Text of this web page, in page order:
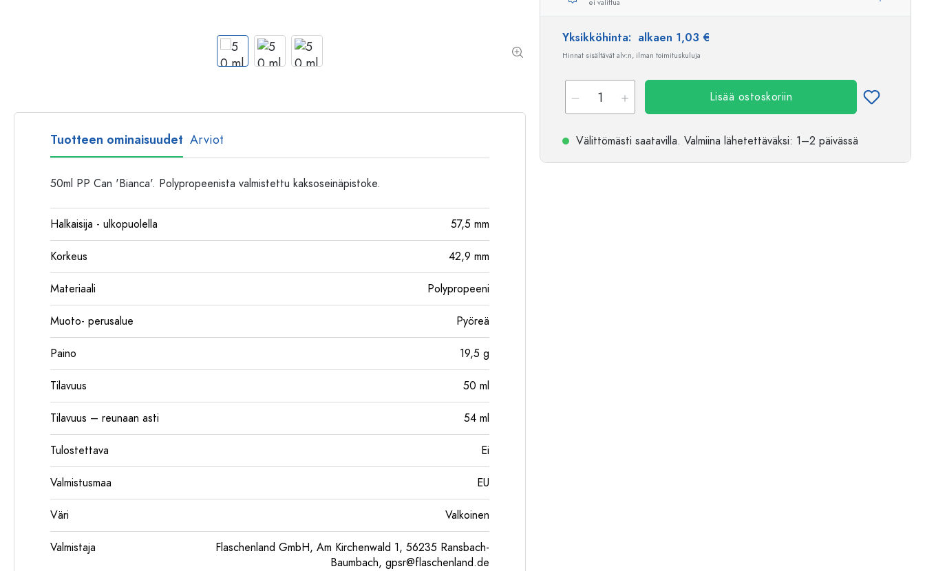
ei valittua
Yksikköhinta: alkaen 1,03 €
Hinnat sisältävät alv:n, ilman toimituskuluja
Lisää ostoskoriin
Välittömästi saatavilla. Valmiina lähetettäväksi: 1–2 päivässä
Tuotteen ominaisuudet Arviot
50ml PP Can 'Bianca'. Polypropeenista valmistettu kaksoseinäpistoke.
Halkaisija - ulkopuolella 57,5 mm
Korkeus 42,9 mm
Materiaali Polypropeeni
Muoto- perusalue Pyöreä
Paino 19,5 g
Tilavuus 50 ml
Tilavuus – reunaan asti 54 ml
Tulostettava Ei
Valmistusmaa EU
Väri Valkoinen
Valmistaja
Flaschenland GmbH, Am Kirchenwald 1, 56235 Ransbach-
Baumbach, gpsr@flaschenland.de